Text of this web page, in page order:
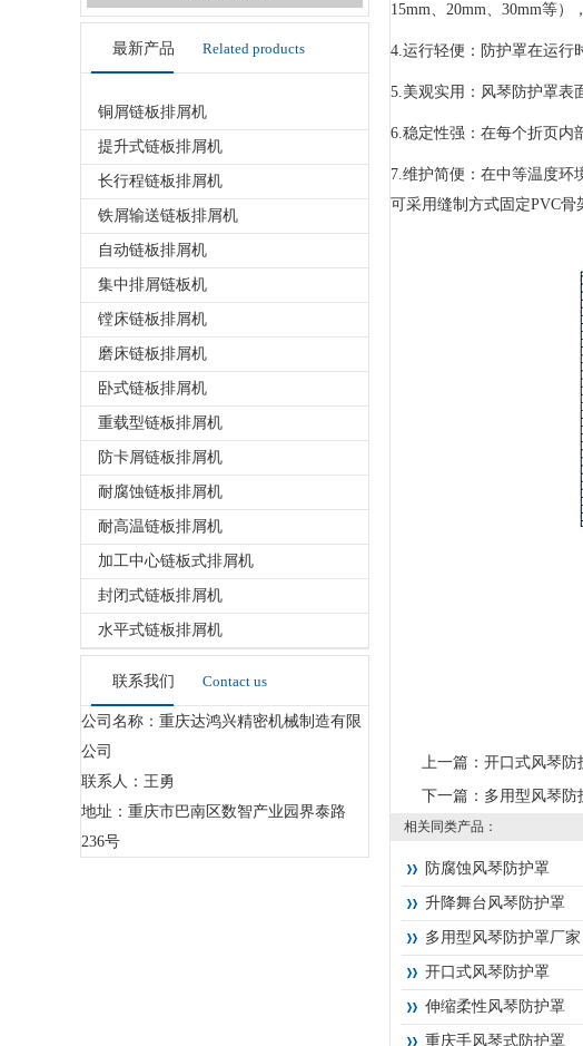
最新产品 Related products
铜屑链板排屑机
提升式链板排屑机
长行程链板排屑机
铁屑输送链板排屑机
自动链板排屑机
集中排屑链板机
镗床链板排屑机
磨床链板排屑机
卧式链板排屑机
重载型链板排屑机
防卡屑链板排屑机
耐腐蚀链板排屑机
耐高温链板排屑机
加工中心链板式排屑机
封闭式链板排屑机
水平式链板排屑机
联系我们 Contact us
公司名称：重庆达鸿兴精密机械制造有限
公司
联系人：王勇
地址：重庆市巴南区数智产业园界泰路
236号
15mm、20mm、30mm等）
4.运行轻便：防护罩在运行
5.美观实用：风琴防护罩表
6.稳定性强：在每个折页内
7.维护简便：在中等温度环
可采用缝制方式固定PVC骨
上一篇： 开口式风琴防
下一篇： 多用型风琴防
相关同类产品：
防腐蚀风琴防护罩
升降舞台风琴防护罩
多用型风琴防护罩厂家
开口式风琴防护罩
伸缩柔性风琴防护罩
重庆手风琴式防护罩